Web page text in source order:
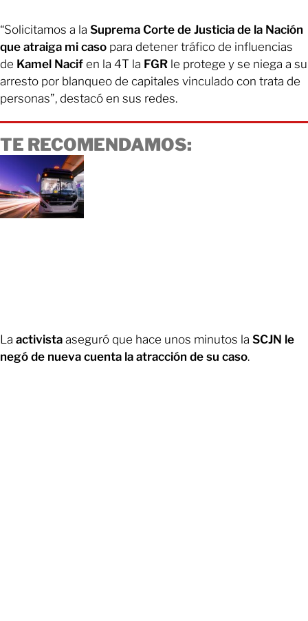
“Solicitamos a la Suprema Corte de Justicia de la Nación
que atraiga mi caso para detener tráfico de influencias
de Kamel Nacif en la 4T la FGR le protege y se niega a su
arresto por blanqueo de capitales vinculado con trata de
personas”, destacó en sus redes.
TE RECOMENDAMOS:
La activista aseguró que hace unos minutos la SCJN le
negó de nueva cuenta la atracción de su caso.